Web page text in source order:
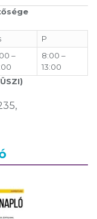
P
–
8:00 –
13:00